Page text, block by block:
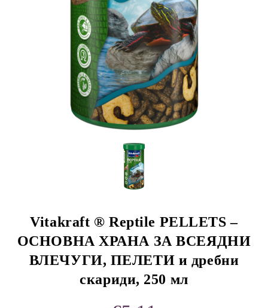
Vitakraft ® Reptile PELLETS –
ОСНОВНА ХРАНА ЗА ВСЕЯДНИ
ВЛЕЧУГИ, ПЕЛЕТИ и дребни
скариди, 250 мл